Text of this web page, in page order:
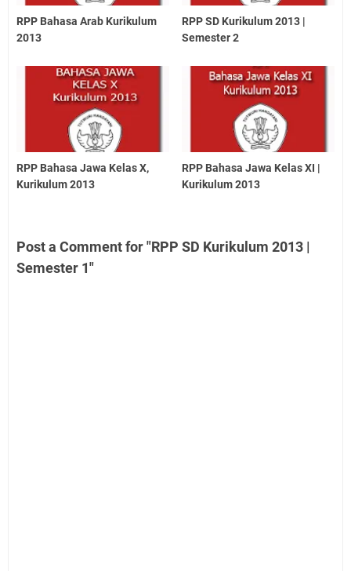
RPP Bahasa Arab Kurikulum
2013
RPP SD Kurikulum 2013 |
Semester 2
RPP Bahasa Jawa Kelas X,
Kurikulum 2013
RPP Bahasa Jawa Kelas XI |
Kurikulum 2013
Post a Comment for "RPP SD Kurikulum 2013 |
Semester 1"